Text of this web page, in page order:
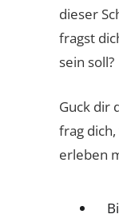
dieser
fragst
sein soll?
Guck dir
frag
erleben